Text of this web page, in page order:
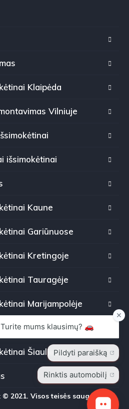
Klaipėda
Vilniuje
išsimokėtinai
Kaune
Gariūnuose
Kretingoje
Tauragėje
Marijampolėje
Panevėžyje
Šiauliuose
2021. Visos teisės saugomos.